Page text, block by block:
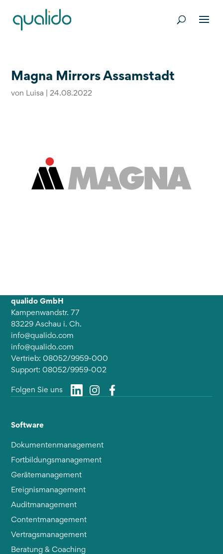
Magna Mirrors Assamstadt
von Luisa |24.08.2022
qualido GmbH
Kampenwandstr. 77
83229 Aschau i. Ch.
info@qualido.com
info@qualido.com
Vertrieb: 08052/9959-000
Support: 08052/9959-002
Folgen Sie uns
Software
Dokumentenmanagement
Fortbildungsmanagement
Gerätemanagement
Ereignismanagement
Auditmanagement
Contentmanagement
Vertragsmanagement
Beratung & Coaching